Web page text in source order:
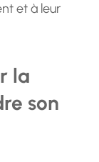
et à leur
la
son